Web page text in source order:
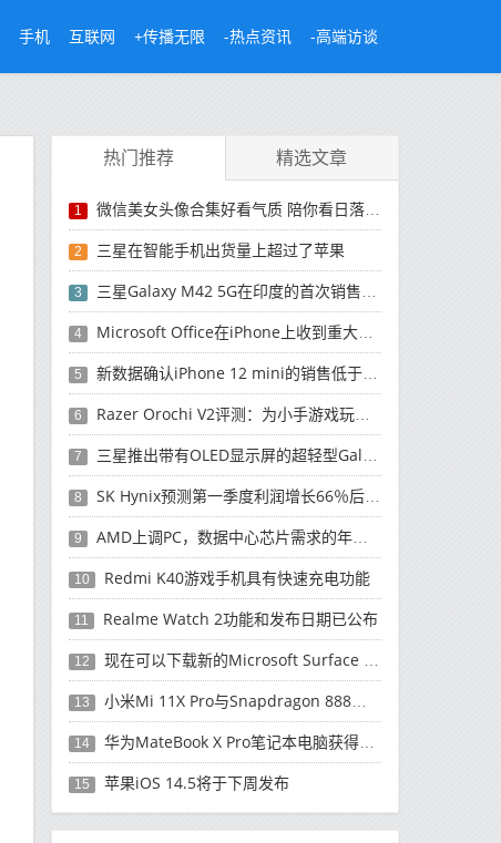
手机 互联网 +传播无限 -热点资讯 -高端访谈
热门推荐 精选文章
1 微信美女头像合集好看气质 陪你看日落的人比日落更浪漫
2 三星在智能手机出货量上超过了苹果
3 三星Galaxy M42 5G在印度的首次销售将于今晚开始
4 Microsoft Office在iPhone上收到重大更新
5 新数据确认iPhone 12 mini的销售低于预期
6 Razer Orochi V2评测：为小手游戏玩家设计的鼠标
7 三星推出带有OLED显示屏的超轻型Galaxy Book Pro和Galaxy Book Pro 360笔记本电脑
8 SK Hynix预测第一季度利润增长66％后，对芯片的需求将增强
9 AMD上调PC，数据中心芯片需求的年度收入预测
10 Redmi K40游戏手机具有快速充电功能
11 Realme Watch 2功能和发布日期已公布
12 现在可以下载新的Microsoft Surface Duo更新
13 小米Mi 11X Pro与Snapdragon 888处理器一起发布
14 华为MateBook X Pro笔记本电脑获得全新升级
15 苹果iOS 14.5将于下周发布